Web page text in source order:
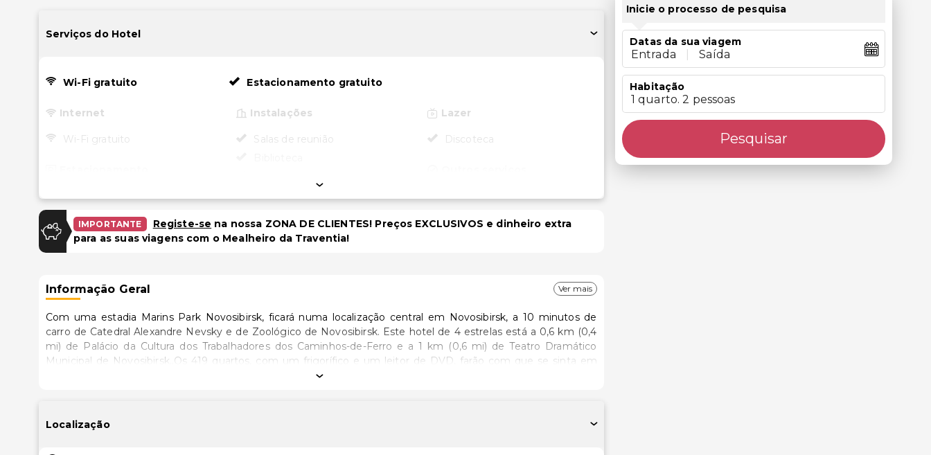
Serviços do Hotel
Wi-Fi gratuito Estacionamento gratuito
Internet
Wi-Fi gratuito
Estacionamento gratuito
Instalações
Salas de reunião
Acessibilidade
Lazer
Discoteca
Cofre na recepção
IMPORTANTE Registe-se na nossa ZONA DE CLIENTES! Preços EXCLUSIVOS e dinheiro extra
para as suas viagens com o Mealheiro da Traventia!
Informação Geral Ver mais
Com uma estadia Marins Park Novosibirsk, ficará numa localização central em Novosibirsk, a 10 minutos de
carro de Catedral Alexandre Nevsky e de Zoológico de Novosibirsk. Este hotel de 4 estrelas está a 0,6 km (0,4
mi) de Palácio da Cultura dos Trabalhadores dos Caminhos-de-Ferro e a 1 km (0,6 mi) de Teatro Dramático
Municipal de Novosibirsk..Os 419 quartos, com um frigorífico e um leitor de DVD, farão com que se sinta em
casa. Ao final do dia, assista a uma seleção de canais via satélite no seu televisor LCD de 42 polegadas. A
telefone com chamadas locais grátis..Experimente uma discoteca e uma ida à sauna. Entre as facilidades
adicionais contam-se internet sem fios grátis, uma loja de presentes/quiosque de jornais e um cabeleireiro..O
Localização
Inicie o processo de pesquisa
Datas da sua viagem
Entrada Saída
Habitação
1 quarto. 2 pessoas
Pesquisar